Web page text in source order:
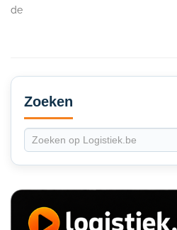
de
Secondary
Sidebar
Zoeken